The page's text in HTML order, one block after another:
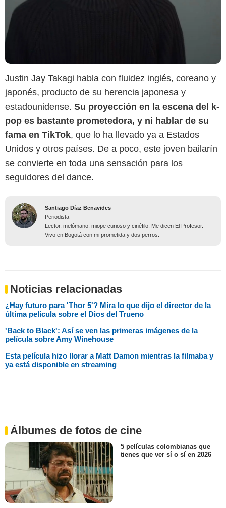
Justin Jay Takagi habla con fluidez inglés, coreano y
japonés, producto de su herencia japonesa y
estadounidense. Su proyección en la escena del k-
pop es bastante prometedora, y ni hablar de su
fama en TikTok, que lo ha llevado ya a Estados
Unidos y otros países. De a poco, este joven bailarín
se convierte en toda una sensación para los
seguidores del dance.
Santiago Díaz Benavides
Periodista
Lector, melómano, miope curioso y cinéfilo. Me dicen El Profesor.
Vivo en Bogotá con mi prometida y dos perros.
Noticias relacionadas
¿Hay futuro para 'Thor 5'? Mira lo que dijo el director de la
última película sobre el Dios del Trueno
'Back to Black': Así se ven las primeras imágenes de la
película sobre Amy Winehouse
Esta película hizo llorar a Matt Damon mientras la filmaba y
ya está disponible en streaming
Álbumes de fotos de cine
5 películas colombianas que
tienes que ver sí o sí en 2026